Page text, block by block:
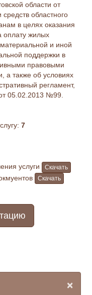
области от
областного
в целях оказания
оплату жилых
и иной
поддержки в
правовыми
а также об условиях
регламент,
05.02.2013 №99.
7
услуги
Скачать
Скачать
×